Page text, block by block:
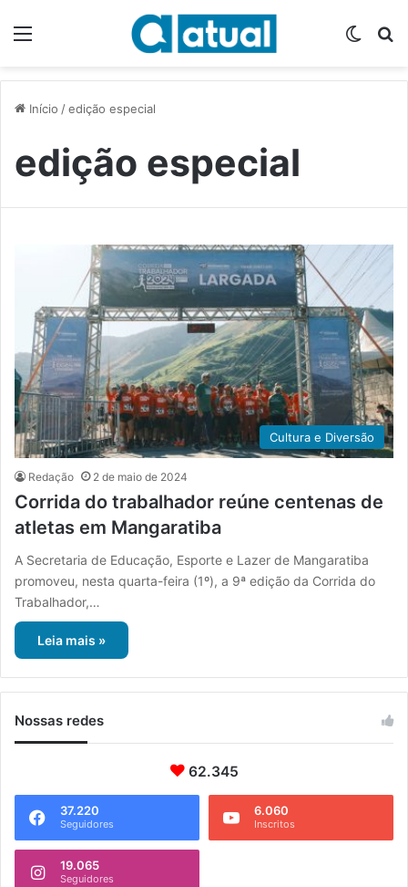
Início /edição especial
edição especial
Cultura e Diversão
Redação 2 de maio de 2024
Corrida do trabalhador reúne centenas de
atletas em Mangaratiba
A Secretaria de Educação, Esporte e Lazer de Mangaratiba
promoveu, nesta quarta-feira (1º), a 9ª edição da Corrida do
Trabalhador,…
Leia mais »
Nossas redes
62.345
37.220
Seguidores
6.060
Inscritos
19.065
Seguidores